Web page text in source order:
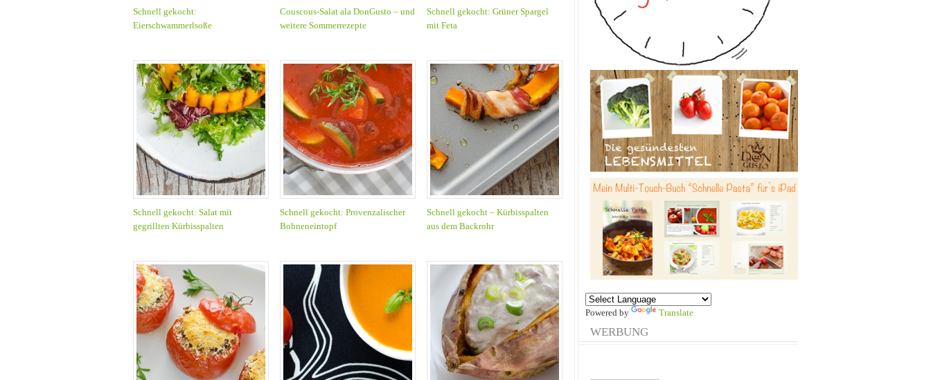
Schnell gekocht:
Eierschwammerlsoße
Couscous-Salat ala DonGusto – und
weitere Sommerrezepte
Schnell gekocht: Grüner Spargel
mit Feta
Schnell gekocht: Salat mit
gegrillten Kürbisspalten
Schnell gekocht: Provenzalischer
Bohneneintopf
Schnell gekocht – Kürbisspalten
aus dem Backrohr
Powered by Translate
WERBUNG